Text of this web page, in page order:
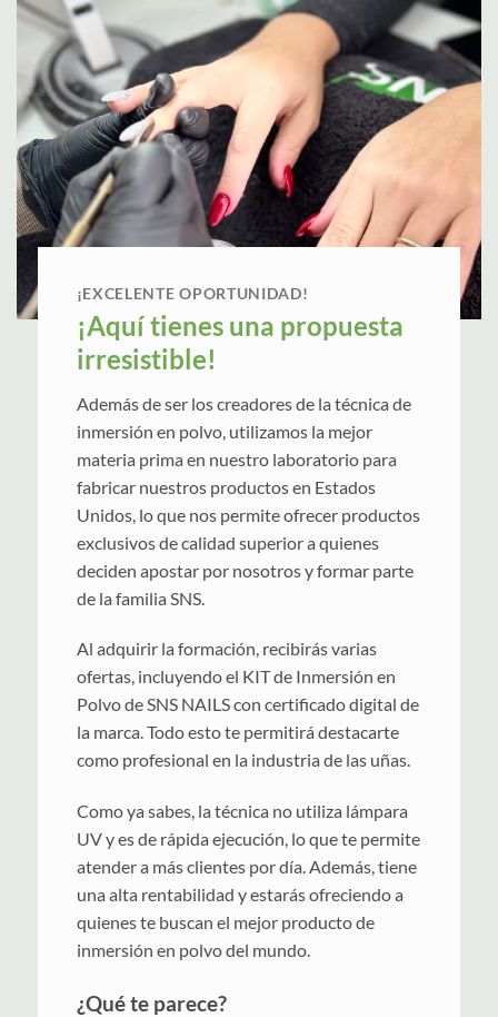
¡EXCELENTE OPORTUNIDAD!
¡Aquí tienes una propuesta
irresistible!
Además de ser los creadores de la técnica de
inmersión en polvo, utilizamos la mejor
materia prima en nuestro laboratorio para
fabricar nuestros productos en Estados
Unidos, lo que nos permite ofrecer productos
exclusivos de calidad superior a quienes
deciden apostar por nosotros y formar parte
de la familia SNS.
Al adquirir la formación, recibirás varias
ofertas, incluyendo el KIT de Inmersión en
Polvo de SNS NAILS con certificado digital de
la marca. Todo esto te permitirá destacarte
como profesional en la industria de las uñas.
Como ya sabes, la técnica no utiliza lámpara
UV y es de rápida ejecución, lo que te permite
atender a más clientes por día. Además, tiene
una alta rentabilidad y estarás ofreciendo a
quienes te buscan el mejor producto de
inmersión en polvo del mundo.
¿Qué te parece?